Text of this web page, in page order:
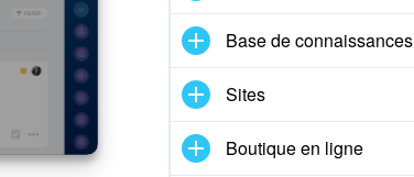
Base de connaissances
Sites
Boutique en ligne